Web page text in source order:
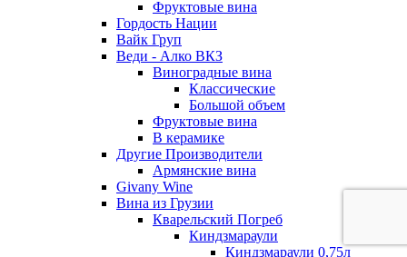
Фруктовые вина
Гордость Нации
Вайк Груп
Веди - Алко ВКЗ
Виноградные вина
Классические
Большой объем
Фруктовые вина
В керамике
Другие Производители
Армянские вина
Givany Wine
Вина из Грузии
Кварельский Погреб
Киндзмараули
Киндзмараули 0,75л